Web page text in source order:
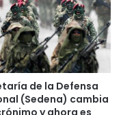
de la Defensa
(Sedena) cambia